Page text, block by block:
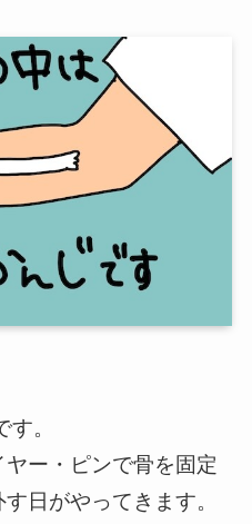
。
ー・ピンで骨を固定
日がやってきます。